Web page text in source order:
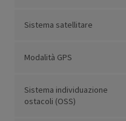
Sistema satellitare
Modalità GPS
Sistema individuazione
ostacoli (OSS)